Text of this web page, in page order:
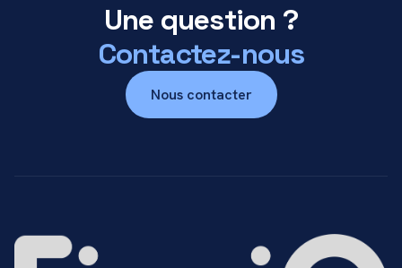
Une question ?
Contactez-nous
Nous contacter